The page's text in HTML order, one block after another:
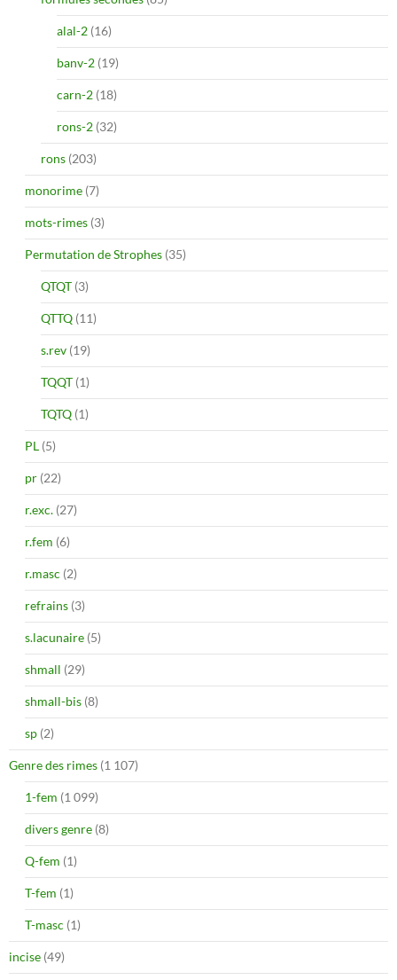
alal-2 (16)
banv-2 (19)
carn-2 (18)
rons-2 (32)
rons (203)
monorime (7)
mots-rimes (3)
Permutation de Strophes (35)
QTQT (3)
QTTQ (11)
s.rev (19)
TQQT (1)
TQTQ (1)
PL (5)
pr (22)
r.exc. (27)
r.fem (6)
r.masc (2)
refrains (3)
s.lacunaire (5)
shmall (29)
shmall-bis (8)
sp (2)
Genre des rimes (1 107)
1-fem (1 099)
divers genre (8)
Q-fem (1)
T-fem (1)
T-masc (1)
incise (49)